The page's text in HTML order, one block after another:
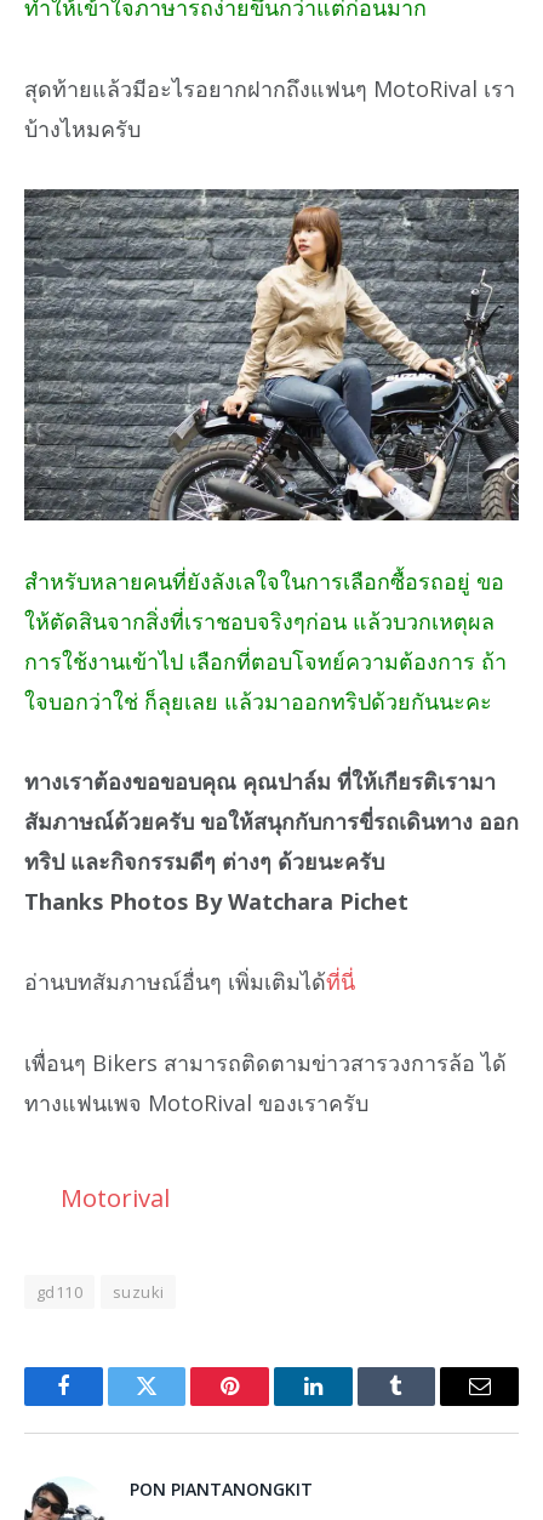
ทำให้เข้าใจภาษารถง่ายขึ้นกว่าแต่ก่อนมาก
สุดท้ายแล้วมีอะไรอยากฝากถึงแฟนๆ MotoRival เรา
บ้างไหมครับ
สำหรับหลายคนที่ยังลังเลใจในการเลือกซื้อรถอยู่ ขอ
ให้ตัดสินจากสิ่งที่เราชอบจริงๆก่อน แล้วบวกเหตุผล
การใช้งานเข้าไป เลือกที่ตอบโจทย์ความต้องการ ถ้า
ใจบอกว่าใช่ ก็ลุยเลย แล้วมาออกทริปด้วยกันนะคะ
ทางเราต้องขอขอบคุณ คุณปาล์ม ที่ให้เกียรติเรามา
สัมภาษณ์ด้วยครับ ขอให้สนุกกับการขี่รถเดินทาง ออก
ทริป และกิจกรรมดีๆ ต่างๆ ด้วยนะครับ
Thanks Photos By Watchara Pichet
อ่านบทสัมภาษณ์อื่นๆ เพิ่มเติมได้ที่นี่
เพื่อนๆ Bikers สามารถติดตามข่าวสารวงการล้อ ได้
ทางแฟนเพจ MotoRival ของเราครับ
Motorival
gd110 suzuki
FacebookTwitter Pinterest LinkedInTumblr Email
PON PIANTANONGKIT